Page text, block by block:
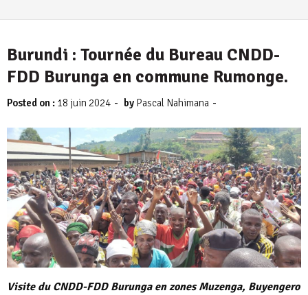
Burundi : Tournée du Bureau CNDD-
FDD Burunga en commune Rumonge.
Posted on : 18 juin 2024 - by Pascal Nahimana -
Visite du CNDD-FDD Burunga en zones Muzenga, Buyengero